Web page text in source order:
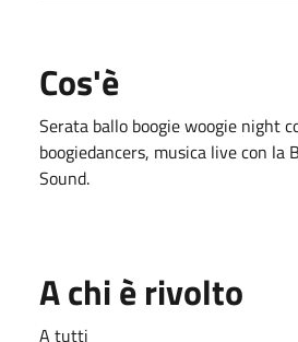
Cos'è
Serata ballo boogie woogie night
boogiedancers, musica live con la
Sound.
A chi è rivolto
A tutti